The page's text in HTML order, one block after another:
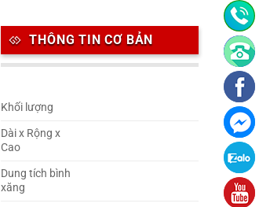
THÔNG TIN CƠ BẢN
Khối lượng
Dài x Rộng x
Cao
Dung tích bình
xăng